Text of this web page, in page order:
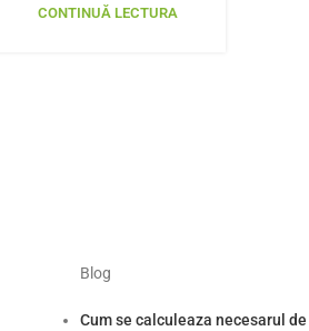
CONTINUĂ LECTURA
Blog
Cum se calculeaza necesarul